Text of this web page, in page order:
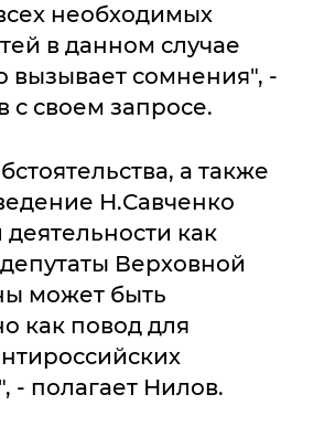
необходимых
в данном случае
вызывает сомнения", -
своем запросе.
а также
Н.Савченко
как
Верховной
может быть
как повод для
- полагает Нилов.